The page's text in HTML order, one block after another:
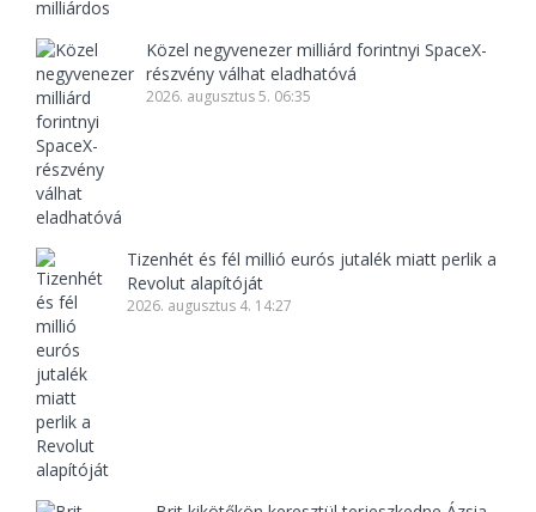
Közel negyvenezer milliárd forintnyi SpaceX-
részvény válhat eladhatóvá
2026. augusztus 5. 06:35
Tizenhét és fél millió eurós jutalék miatt perlik a
Revolut alapítóját
2026. augusztus 4. 14:27